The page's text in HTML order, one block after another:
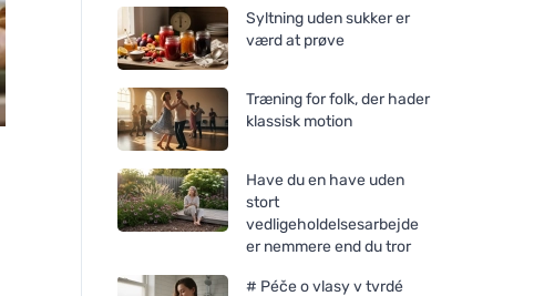
Syltning uden sukker er
værd at prøve
Træning for folk, der hader
klassisk motion
Have du en have uden
stort
vedligeholdelsesarbejde
er nemmere end du tror
# Péče o vlasy v tvrdé